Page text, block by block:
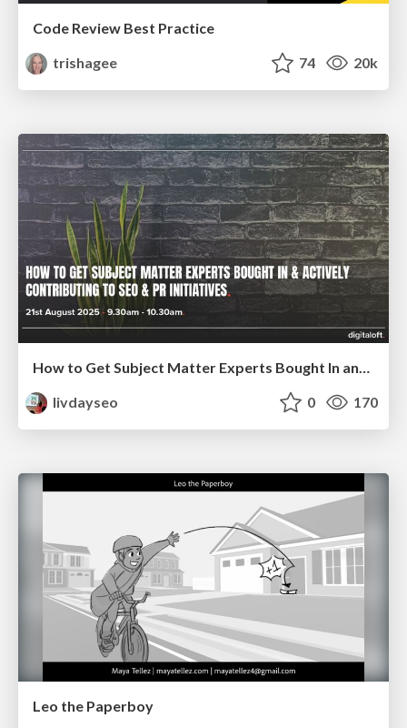
Code Review Best Practice
trishagee
74 20k
livdayseo
0 170
Leo the Paperboy